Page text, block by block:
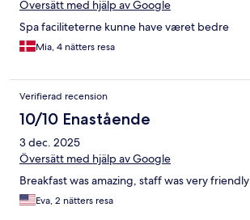
Översätt med hjälp av Google
Spa faciliteterne kunne have været bedre
Mia, 4 nätters resa
Verifierad recension
10/10 Enastående
3 dec. 2025
Översätt med hjälp av Google
Breakfast was amazing, staff was very friendly
Eva, 2 nätters resa